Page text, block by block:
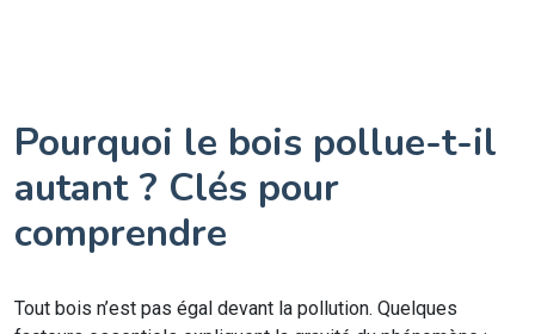
Pourquoi le bois pollue-t-il
autant ? Clés pour
comprendre
Tout bois n’est pas égal devant la pollution. Quelques